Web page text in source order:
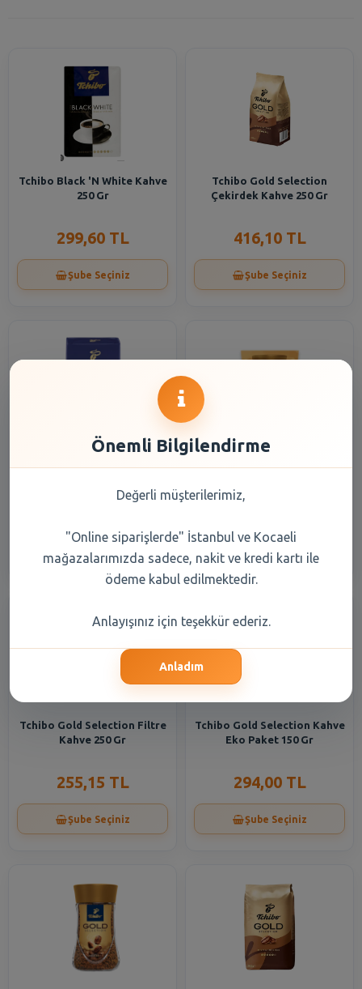
Tchibo Black 'N White Kahve
250 Gr
299,60 TL
Şube Seçiniz
Tchibo Gold Selection
Çekirdek Kahve 250 Gr
416,10 TL
Şube Seçiniz
Tchibo Exclusive Original
Filtre Kahve 250 Gr
Şube Seçiniz
Tchibo Gold Selection Eko
Paket Kahve 75 Gr
Tchibo Gold Selection Filtre
Kahve 250 Gr
255,15 TL
Şube Seçiniz
Tchibo Gold Selection Kahve
Eko Paket 150 Gr
294,00 TL
Şube Seçiniz
Önemli Bilgilendirme
Değerli müşterilerimiz,
"Online siparişlerde" İstanbul ve Kocaeli
mağazalarımızda sadece, nakit ve kredi kartı ile
ödeme kabul edilmektedir.
Anlayışınız için teşekkür ederiz.
Anladım